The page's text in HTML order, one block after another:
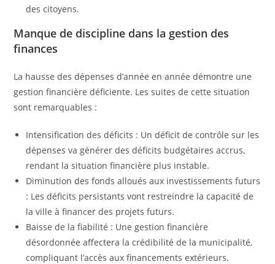
des citoyens.
Manque de discipline dans la gestion des
finances
La hausse des dépenses d’année en année démontre une
gestion financière déficiente. Les suites de cette situation
sont remarquables :
Intensification des déficits : Un déficit de contrôle sur les
dépenses va générer des déficits budgétaires accrus,
rendant la situation financière plus instable.
Diminution des fonds alloués aux investissements futurs
: Les déficits persistants vont restreindre la capacité de
la ville à financer des projets futurs.
Baisse de la fiabilité : Une gestion financière
désordonnée affectera la crédibilité de la municipalité,
compliquant l’accès aux financements extérieurs.